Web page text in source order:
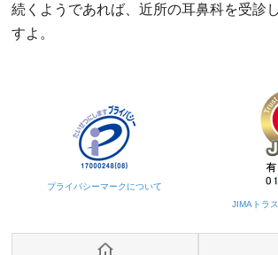
続くようであれば、近所の耳鼻科を受診
すよ。